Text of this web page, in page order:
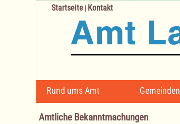
Navigation
überspringen
Rund ums Amt Gemeinden
Startseite | Kontakt
Amtliche Bekanntmachungen